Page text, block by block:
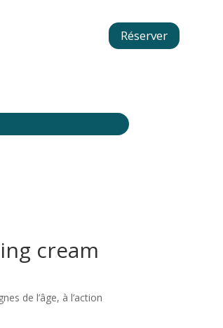
Réserver
cream
de l’âge, à l’action